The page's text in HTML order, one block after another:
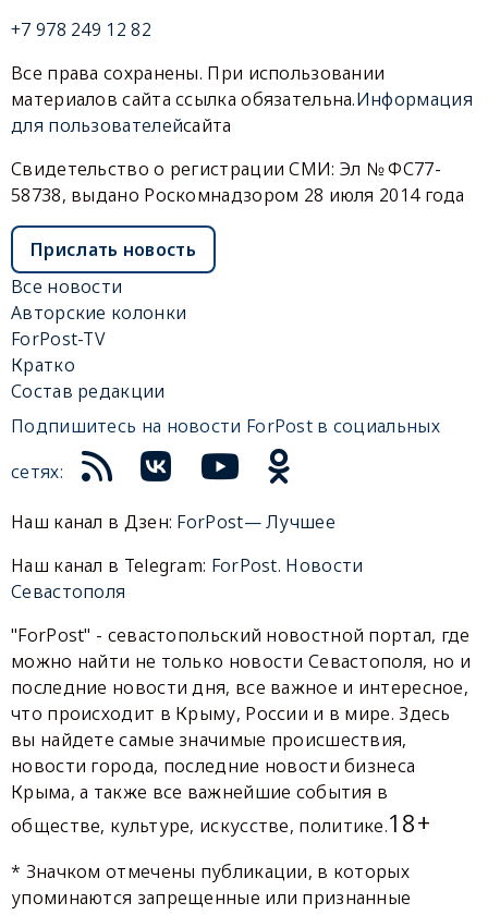
+7 978 249 12 82
Все права сохранены. При использовании
материалов сайта ссылка обязательна.Информация
для пользователейсайта
Свидетельство о регистрации СМИ: Эл № ФС77-
58738, выдано Роскомнадзором 28 июля 2014 года
Прислать новость
Все новости
Авторские колонки
ForPost-TV
Кратко
Состав редакции
Подпишитесь на новости ForPost в социальных
сетях:
Наш канал в Дзен: ForPost— Лучшее
Наш канал в Telegram: ForPost. Новости
Севастополя
"ForPost" - севастопольский новостной портал, где
можно найти не только новости Севастополя, но и
последние новости дня, все важное и интересное,
что происходит в Крыму, России и в мире. Здесь
вы найдете самые значимые происшествия,
новости города, последние новости бизнеса
Крыма, а также все важнейшие события в
обществе, культуре, искусстве, политике.18+
* Значком отмечены публикации, в которых
упоминаются запрещенные или признанные